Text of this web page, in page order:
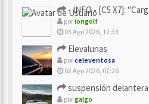
- INFO - [C5 X7]: "Carga
poriongolf
03 Ago 2026, 12:33
Elevalunas
porceleventosa
02 Ago 2026, 07:26
suspensión
porgalgo